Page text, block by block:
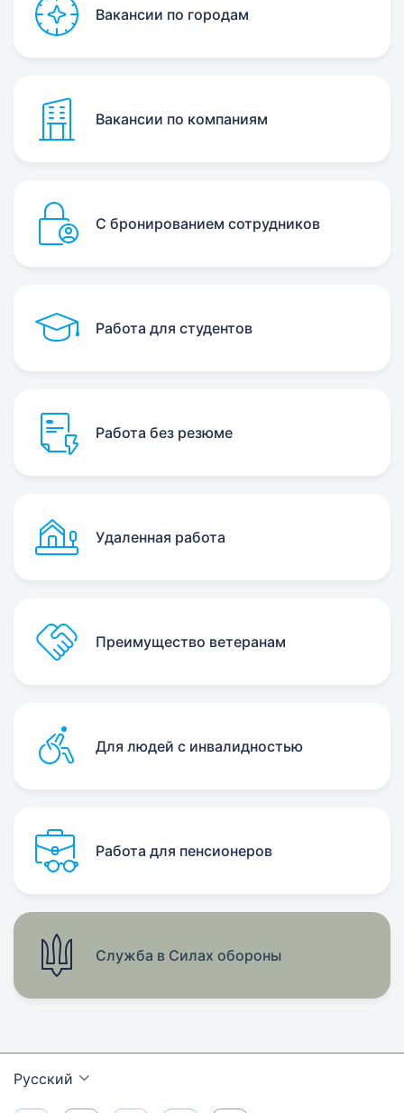
Вакансии по городам
Вакансии по компаниям
С бронированием сотрудников
Работа для студентов
Работа без резюме
Удаленная работа
Преимущество ветеранам
Для людей с инвалидностью
Работа для пенсионеров
Служба в Силах обороны
Русский